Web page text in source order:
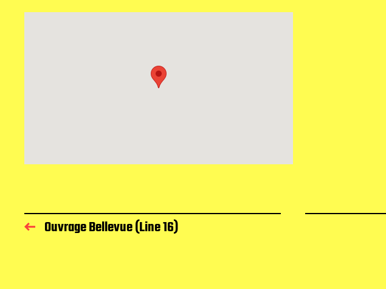
Ouvrage Bellevue (Line 16)